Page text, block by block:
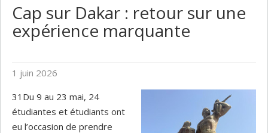
Cap sur Dakar : retour sur une
expérience marquante
1 juin 2026
31Du 9 au 23 mai, 24
étudiantes et étudiants ont
eu l’occasion de prendre